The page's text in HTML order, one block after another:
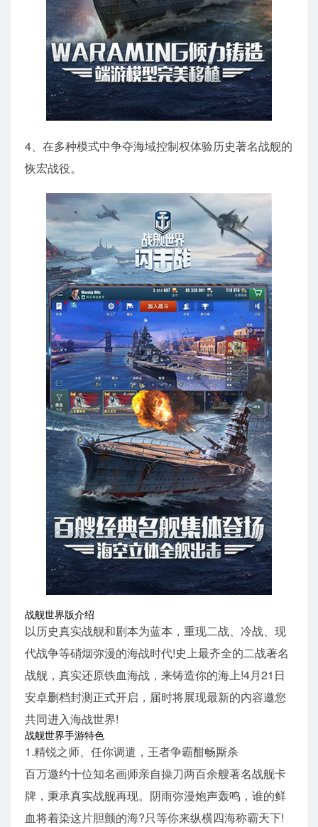
4、在多种模式中争夺海域控制权体验历史著名战舰的
恢宏战役。
战舰世界版介绍
以历史真实战舰和剧本为蓝本，重现二战、冷战、现
代战争等硝烟弥漫的海战时代!史上最齐全的二战著名
战舰，真实还原铁血海战，来铸造你的海上!4月21日
安卓删档封测正式开启，届时将展现最新的内容邀您
共同进入海战世界!
战舰世界手游特色
1.精锐之师、任你调遣，王者争霸酣畅厮杀
百万邀约十位知名画师亲自操刀两百余艘著名战舰卡
牌，秉承真实战舰再现。阴雨弥漫炮声轰鸣，谁的鲜
血将着染这片胆颤的海?只等你来纵横四海称霸天下!